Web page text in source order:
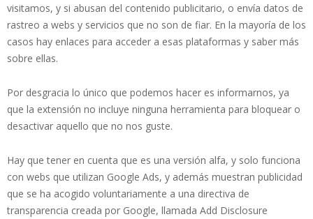
visitamos, y si abusan del contenido publicitario, o envía datos de
rastreo a webs y servicios que no son de fiar. En la mayoría de los
casos hay enlaces para acceder a esas plataformas y saber más
sobre ellas.
Por desgracia lo único que podemos hacer es informarnos, ya
que la extensión no incluye ninguna herramienta para bloquear o
desactivar aquello que no nos guste.
Hay que tener en cuenta que es una versión alfa, y solo funciona
con webs que utilizan Google Ads, y además muestran publicidad
que se ha acogido voluntariamente a una directiva de
transparencia creada por Google, llamada Add Disclosure